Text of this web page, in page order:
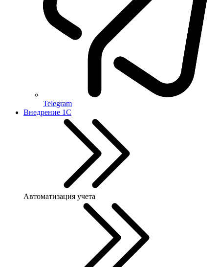
Telegram
Внедрение 1С
Автоматизация учета